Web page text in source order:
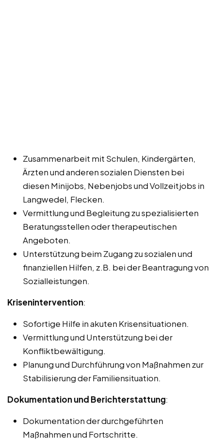
Zusammenarbeit mit Schulen, Kindergärten,
Ärzten und anderen sozialen Diensten bei
diesen Minijobs, Nebenjobs und Vollzeitjobs in
Langwedel, Flecken.
Vermittlung und Begleitung zu spezialisierten
Beratungsstellen oder therapeutischen
Angeboten.
Unterstützung beim Zugang zu sozialen und
finanziellen Hilfen, z.B. bei der Beantragung von
Sozialleistungen.
Krisenintervention:
Sofortige Hilfe in akuten Krisensituationen.
Vermittlung und Unterstützung bei der
Konfliktbewältigung.
Planung und Durchführung von Maßnahmen zur
Stabilisierung der Familiensituation.
Dokumentation und Berichterstattung:
Dokumentation der durchgeführten
Maßnahmen und Fortschritte.